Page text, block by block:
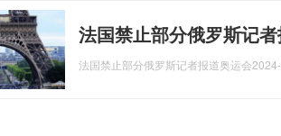
法国禁止部分俄罗斯记
法国禁止部分俄罗斯记者报道奥运会